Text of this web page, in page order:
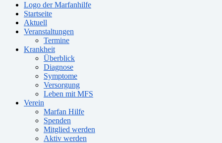
Logo der Marfanhilfe
Startseite
Aktuell
Veranstaltungen
Termine
Krankheit
Überblick
Diagnose
Symptome
Versorgung
Leben mit MFS
Verein
Marfan Hilfe
Spenden
Mitglied werden
Aktiv werden